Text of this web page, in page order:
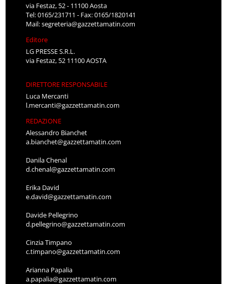
via Festaz, 52 - 11100 Aosta
Tel: 0165/231711 - Fax: 0165/1820141
Mail:segreteria@gazzettamatin.com
Editore
LG PRESSE S.R.L.
via Festaz, 52 11100 AOSTA
DIRETTORE RESPONSABILE
Luca Mercanti
l.mercanti@gazzettamatin.com
REDAZIONE
Alessandro Bianchet
a.bianchet@gazzettamatin.com
Danila Chenal
d.chenal@gazzettamatin.com
Erika David
e.david@gazzettamatin.com
Davide Pellegrino
d.pellegrino@gazzettamatin.com
Cinzia Timpano
c.timpano@gazzettamatin.com
Arianna Papalia
a.papalia@gazzettamatin.com